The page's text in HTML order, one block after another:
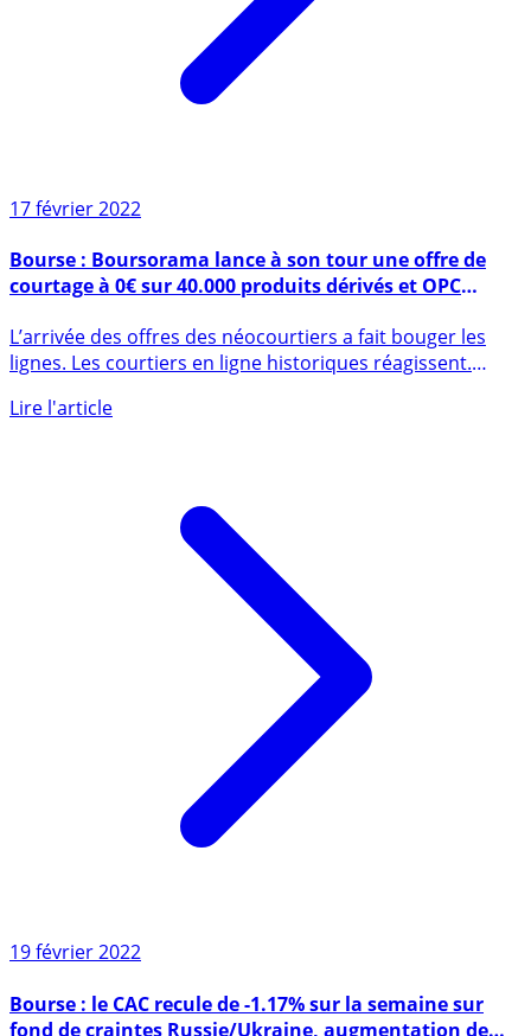
17 février 2022
courtage à 0€ sur 40.000 produits dérivés et OPC
partenaires avec BoursOmarkets !
lignes. Les courtiers en ligne historiques réagissent.
19 février 2022